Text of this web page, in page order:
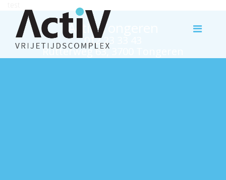
Activ Tongeren
012 23 33 43
Rutterweg 63, 3700 Tongeren